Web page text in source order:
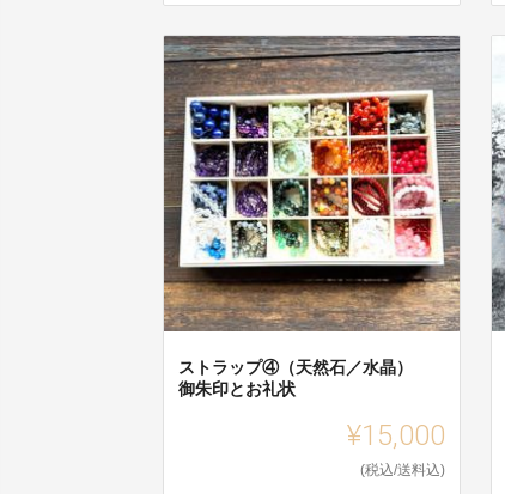
ストラップ④（天然石／水晶）
御朱印とお礼状
¥15,000
(税込/送料込)